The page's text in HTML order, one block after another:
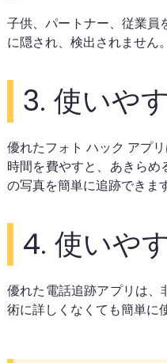
子供、パートナー、従業員
に隠され、検出されません
3. 使いや
優れたフォト ハック アプ
時間を費やすと、あきら
の写真を簡単に追跡できます
4. 使いや
優れた電話追跡アプリは
術に詳しくなくても簡単に